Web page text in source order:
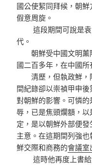
國公使絜同拜候，朝
假意周旋。
這段期間可說是袁
代。
朝鮮受中國文明薰
國二百多年，在中國所
清歷，但執政鮮，
間紀錄卻以崇禎甲申
對朝鮮的影響。可憐的
辱，已是焦頭爛額，
定，是以朝鮮外部便
主意。在這期間列強
鮮交際和商務的會議室
這時他再度上書給